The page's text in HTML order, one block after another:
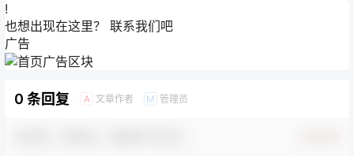
!
也想出现在这里？ 联系我们吧
广告
0 条回复 A 文章作者 M 管理员